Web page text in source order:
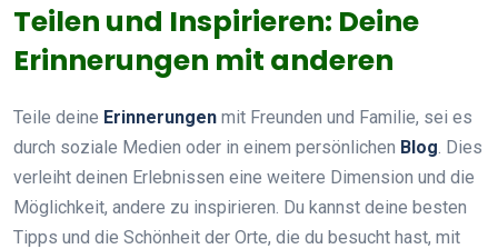
Teilen und Inspirieren: Deine
Erinnerungen mit anderen
Teile deine Erinnerungen mit Freunden und Familie, sei es
durch soziale Medien oder in einem persönlichen Blog. Dies
verleiht deinen Erlebnissen eine weitere Dimension und die
Möglichkeit, andere zu inspirieren. Du kannst deine besten
Tipps und die Schönheit der Orte, die du besucht hast, mit